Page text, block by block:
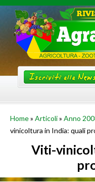
Skip
content
Home» Articoli» Anno
vinicoltura in India: quali
Viti-